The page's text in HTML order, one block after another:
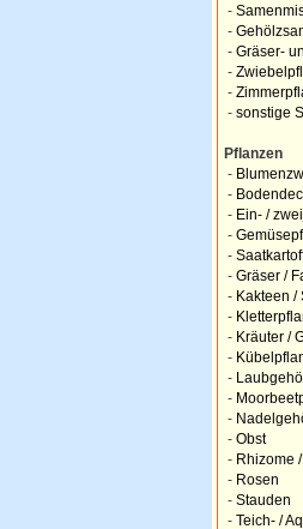
-
-
- Gräser-
-
-
- sonstige
Pflanzen
-
-
- Ein- /
-
-
- Gräser /
- Kakteen /
-
- Kräuter /
-
-
-
-
- Obst
- Rhizome
- Rosen
- Stauden
- Teich- /